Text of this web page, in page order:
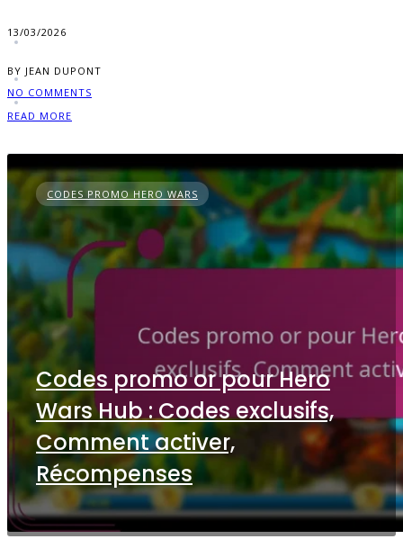
13/03/2026
BY JEAN DUPONT
NO COMMENTS
READ MORE
CODES PROMO HERO WARS
Codes promo or pour Hero
Wars Hub : Codes exclusifs,
Comment activer,
Récompenses